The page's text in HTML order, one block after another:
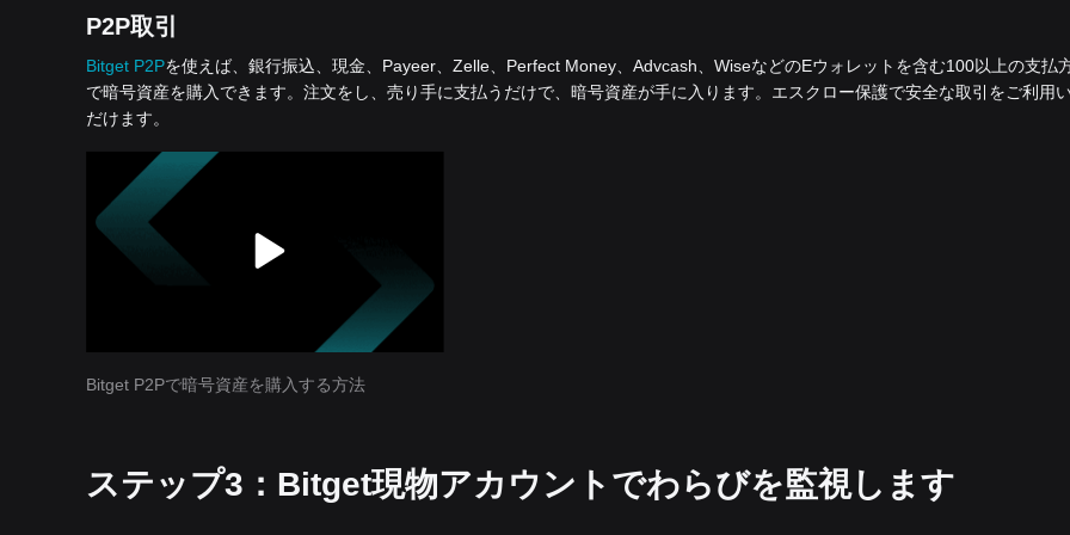
P2P取引
Bitget P2Pを使えば、銀行振込、現金、Payeer、Zelle、Perfect Money、Advcash、WiseなどのEウォレットを含む100以上の支払
で暗号資産を購入できます。注文をし、売り手に支払うだけで、暗号資産が手に入ります。エスクロー保護で安全な取引をご利用
だけます。
Bitget P2Pで暗号資産を購入する方法
ステップ3：Bitget現物アカウントでわらびを監視します